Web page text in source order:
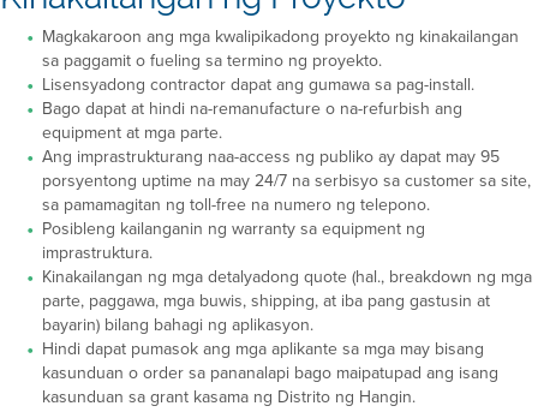
Magkakaroon ang mga kwalipikadong proyekto ng kinakailangan
sa paggamit o fueling sa termino ng proyekto.
Lisensyadong contractor dapat ang gumawa sa pag-install.
Bago dapat at hindi na-remanufacture o na-refurbish ang
equipment at mga parte.
Ang imprastrukturang naa-access ng publiko ay dapat may 95
porsyentong uptime na may 24/7 na serbisyo sa customer sa site,
sa pamamagitan ng toll-free na numero ng telepono.
Posibleng kailanganin ng warranty sa equipment ng
imprastruktura.
Kinakailangan ng mga detalyadong quote (hal., breakdown ng mga
parte, paggawa, mga buwis, shipping, at iba pang gastusin at
bayarin) bilang bahagi ng aplikasyon.
Hindi dapat pumasok ang mga aplikante sa mga may bisang
kasunduan o order sa pananalapi bago maipatupad ang isang
kasunduan sa grant kasama ng Distrito ng Hangin.